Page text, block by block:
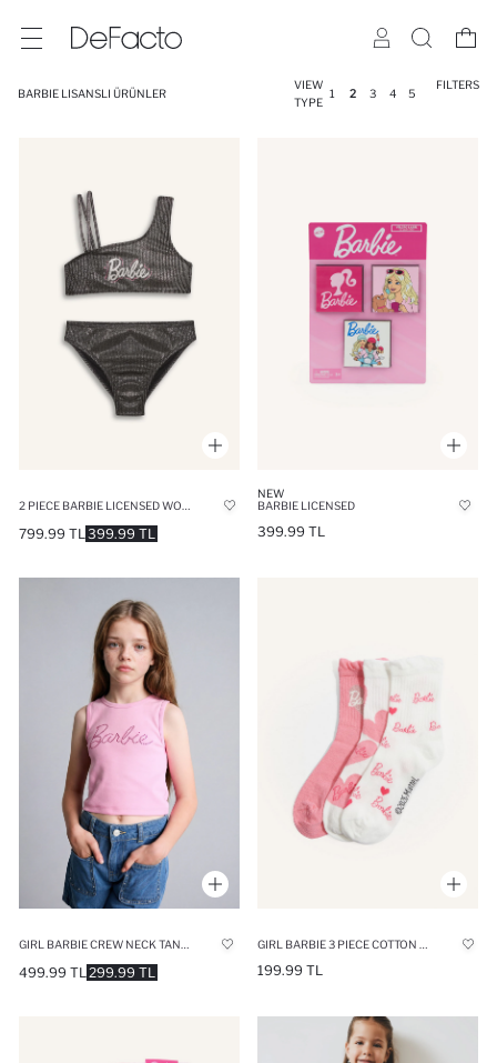
BARBIE LISANSLI ÜRÜNLER
VIEW
TYPE
1 2 3 4 5
FILTERS
399.99 TL
799.99 TL
NEW
BARBIE LICENSED
399.99 TL
299.99 TL
499.99 TL 199.99 TL